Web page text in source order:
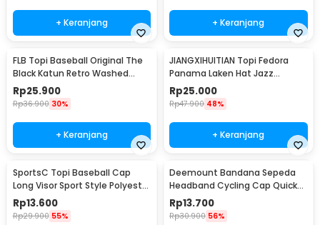
+ Keranjang + Keranjang
FLB Topi Baseball Original The
Black Katun Retro Washed
Style Cap - F122
Rp25.900
Rp36.900 30%
+ Keranjang
JIANGXIHUITIAN Topi Fedora
Panama Laken Hat Jazz
Classic Vintage - FS-219
Rp25.000
Rp47.900 48%
+ Keranjang
SportsC Topi Baseball Cap
Long Visor Sport Style Polyester
Cap - MZ87
Rp13.600
Rp29.900 55%
Deemount Bandana Sepeda
Headband Cycling Cap Quick
Dry - 22019
Rp13.700
Rp30.900 56%